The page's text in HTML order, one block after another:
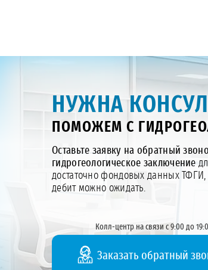
НУЖНА
ПОМОЖЕМ С
Оставьте заявку на обратный
гидрогеологическое заключение
достаточно фондовых данных ТФГИ,
дебит можно ожидать.
Колл-центр на связи с 9:00 до
Заказать обратный